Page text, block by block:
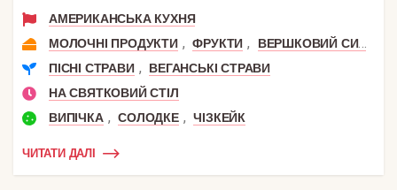
АМЕРИКАНСЬКА КУХНЯ
МОЛОЧНІ ПРОДУКТИ , ФРУКТИ , ВЕРШКОВИЙ СИР
ПІСНІ СТРАВИ ,
ВЕГАНСЬКІ СТРАВИ
НА СВЯТКОВИЙ СТІЛ
ВИПІЧКА , СОЛОДКЕ , ЧІЗКЕЙК
ЧИТАТИ ДАЛІ